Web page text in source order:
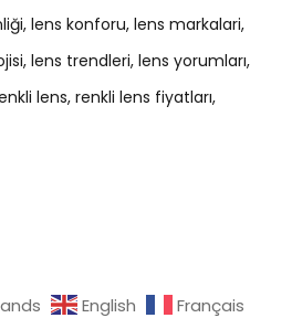
lens konforu lens markalari
lens trendleri lens yorumları
lens renkli lens fiyatları
English
Français